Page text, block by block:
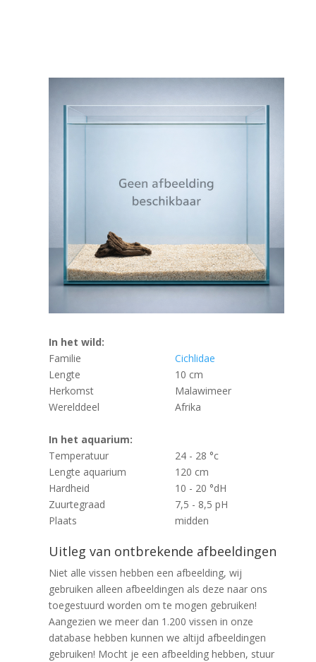
In het wild:
Familie
Cichlidae
Lengte
10 cm
Herkomst
Malawimeer
Werelddeel
Afrika
In het aquarium:
Temperatuur
24 - 28 °c
Lengte aquarium
120 cm
Hardheid
10 - 20 °dH
Zuurtegraad
7,5 - 8,5 pH
Plaats
midden
Uitleg van ontbrekende afbeeldingen
Niet alle vissen hebben een afbeelding, wij
gebruiken alleen afbeeldingen als deze naar ons
toegestuurd worden om te mogen gebruiken!
Aangezien we meer dan 1.200 vissen in onze
database hebben kunnen we altijd afbeeldingen
gebruiken! Mocht je een afbeelding hebben, stuur